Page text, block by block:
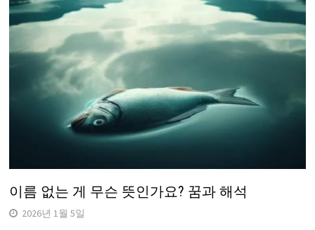
이름 없는 게 무슨 뜻인가요? 꿈과 해석
2026년 1월 5일